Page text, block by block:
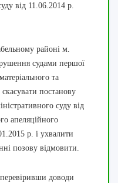
від 11.06.2014 р.
районі м.
судами першої
та
постанову
суду від
апеляційного
р. і ухвалити
позову відмовити.
доводи